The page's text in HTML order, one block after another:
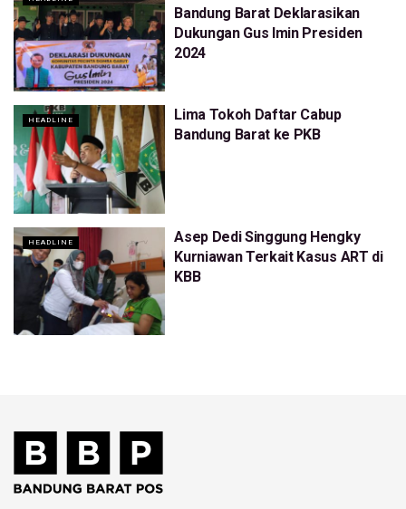
Bandung Barat Deklarasikan
Dukungan Gus Imin Presiden
2024
HEADLINE
Lima Tokoh Daftar Cabup
Bandung Barat ke PKB
HEADLINE
Asep Dedi Singgung Hengky
Kurniawan Terkait Kasus ART di
KBB